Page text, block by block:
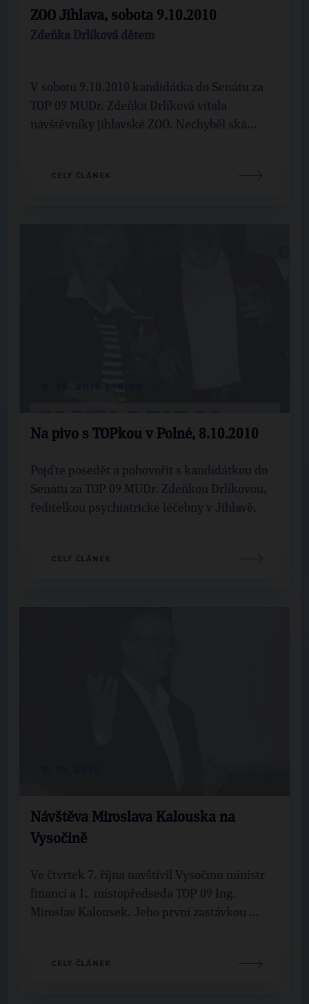
ZOO Jihlava, sobota 9.10.2010
Zdeňka Drlíková dětem
V sobotu 9.10.2010 kandidátka do Senátu za
TOP 09 MUDr. Zdeňka Drlíková vítala
návštěvníky jihlavské ZOO. Nechyběl ská...
CELÝ ČLÁNEK
Na pivo s TOPkou v Polné, 8.10.2010
Pojďte posedět a pohovořit s kandidátkou do
Senátu za TOP 09 MUDr. Zdeňkou Drlíkovou,
ředitelkou psychiatrické léčebny v Jihlavě.
CELÝ ČLÁNEK
Návštěva Miroslava Kalouska na
Vysočině
Ve čtvrtek 7. října navštívil Vysočinu ministr
financí a 1. místopředseda TOP 09 Ing.
Miroslav Kalousek. Jeho první zastávkou ...
CELÝ ČLÁNEK